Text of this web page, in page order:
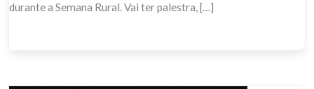
durante a Semana Rural. Vai ter palestra, […]